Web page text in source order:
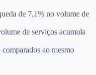
de 7,1% no volume de
de serviços acumula
ao mesmo